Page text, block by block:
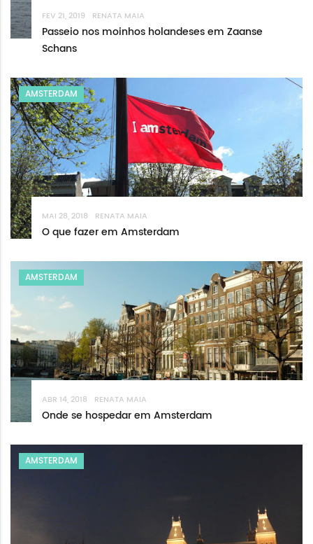
FEV 21, 2019 RENATA MAIA
Passeio nos moinhos holandeses em Zaanse
Schans
AMSTERDAM
MAI 28, 2018 RENATA MAIA
O que fazer em Amsterdam
AMSTERDAM
ABR 14, 2018 RENATA MAIA
Onde se hospedar em Amsterdam
AMSTERDAM